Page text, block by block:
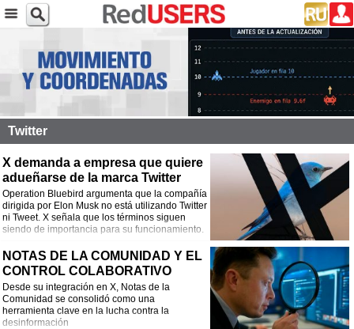
Twitter
X demanda a empresa que quiere
adueñarse de la marca Twitter
Operation Bluebird argumenta que la compañía
dirigida por Elon Musk no está utilizando Twitter
ni Tweet. X señala que los términos siguen
siendo de importancia para su funcionamiento.
NOTAS DE LA COMUNIDAD Y EL
CONTROL COLABORATIVO
Desde su integración en X, Notas de la
Comunidad se consolidó como una
herramienta clave en la lucha contra la
desinformación